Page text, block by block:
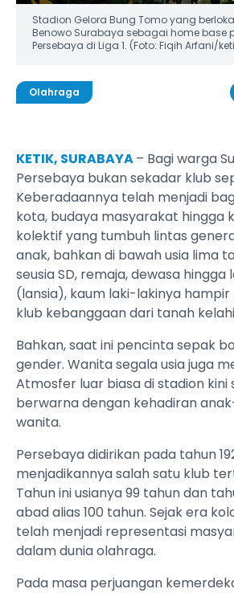
Stadion Gelora Bung Tomo yang
Benowo Surabaya sebagai home base
Persebaya di Liga 1. (Foto: Fiqih Arfani/
Olahraga
KETIK, SURABAYA– Bagi warga
Persebaya bukan sekadar klub
Keberadaannya telah menjadi
kota, budaya masyarakat hingga
kolektif yang tumbuh lintas
anak, bahkan di bawah usia lima
seusia SD, remaja, dewasa hingga
(lansia), kaum laki-lakinya
klub kebanggaan dari tanah
Bahkan, saat ini pencinta sepak
gender. Wanita segala usia juga
Atmosfer luar biasa di stadion kini
berwarna dengan kehadiran
wanita.
Persebaya didirikan pada tahun
menjadikannya salah satu klub
Tahun ini usianya 99 tahun dan
abad alias 100 tahun. Sejak era
telah menjadi representasi
dalam dunia olahraga.
Pada masa perjuangan